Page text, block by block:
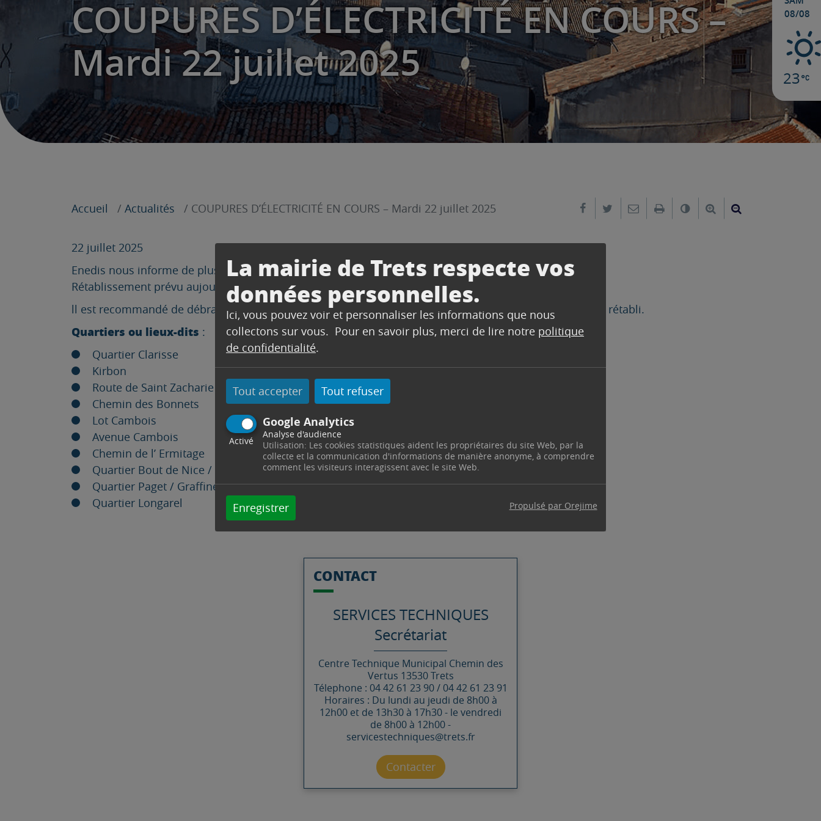
La mairie de Trets respecte vos
données personnelles.
Ici, vous pouvez voir et personnaliser les informations que nous
collectons sur vous. Pour en savoir plus, merci de lire notre politique
de confidentialité.
Tout accepter Tout refuser
Google Analytics
Activé
Analyse d'audience
Utilisation: Les cookies statistiques aident les propriétaires du site Web, par la
collecte et la communication d'informations de manière anonyme, à comprendre
comment les visiteurs interagissent avec le site Web.
Enregistrer Propulsé par Orejime
08/08
23
COUPURES D’ÉLECTRICITÉ EN COURS –
Mardi 22 juillet 2025
Accueil Actualités COUPURES D’ÉLECTRICITÉ EN COURS – Mardi 22 juillet 2025 Partager sur Facebook
Partager sur Twitter
Envoyer par e-mail
ImprimerChanger le contraste
Agrandir le texte
22 juillet 2025
Enedis nous informe de plusieurs coupures d’électricité en cours.
Rétablissement prévu aujourd’hui fin de matinée.
ll est recommandé de débrancher vos appareils sensibles et de ne les rebrancher qu’une fois le courant rétabli.
Quartiers ou lieux-dits :
Quartier Clarisse
Kirbon
Route de Saint Zacharie
Chemin des Bonnets
Lot Cambois
Avenue Cambois
Chemin de l’ Ermitage
Quartier Bout de Nice / la Blaque
Quartier Paget / Graffine
Quartier Longarel
CONTACT
SERVICES TECHNIQUES
Secrétariat
Centre Technique Municipal Chemin des
Vertus 13530 Trets
Télephone : 04 42 61 23 90 / 04 42 61 23 91
Horaires : Du lundi au jeudi de 8h00 à
12h00 et de 13h30 à 17h30 - le vendredi
de 8h00 à 12h00 -
servicestechniques@trets.fr
Contacter par mail
Contacter